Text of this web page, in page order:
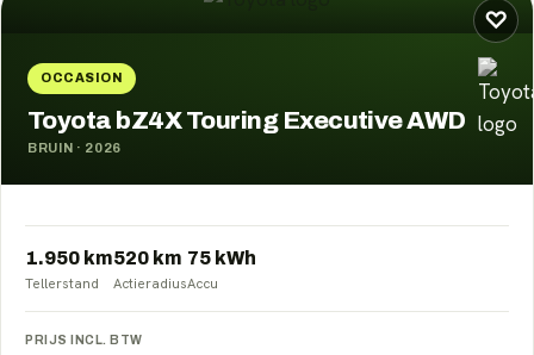
♡
OCCASION
Toyota bZ4X Touring Executive AWD
BRUIN · 2026
1.950 km
Tellerstand
520 km
Actieradius
75 kWh
Accu
PRIJS INCL. BTW